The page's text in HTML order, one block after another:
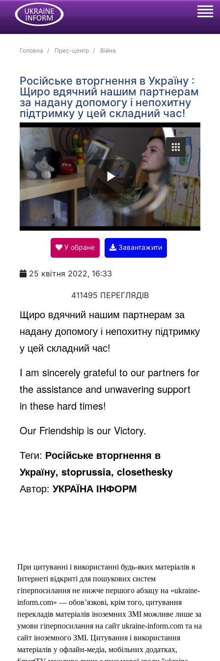
Головна Прес-центр Війна
Російське вторгнення в Україну :
Щиро вдячний нашим партнерам
за надану допомогу і непохитну
підтримку у цей складний час!
P
l
a
y
V
i
d
e
o
У обране Завантажити
25 квітня 2022, 16:33
411495 ПЕРЕГЛЯДІВ
Щиро вдячний нашим партнерам за
надану допомогу і непохитну підтримку
у цей складний час!
I am sincerely grateful to our partners for
the assistance and unwavering support
in these hard times!
Our Friendship is our Victory.
Теги: Російське вторгнення в
Україну, stoprussia, closethesky
Автор:УКРАЇНА ІНФОРМ
При цитуванні і використанні будь-яких матеріалів в
Інтернеті відкриті для пошукових систем
гіперпосилання не нижче першого абзацу на «ukraine-
inform.com» — обов’язкові, крім того, цитування
перекладів матеріалів іноземних ЗМІ можливе лише за
умови гіперпосилання на сайт ukraine-inform.com та на
сайт іноземного ЗМІ. Цитування і використання
матеріалів у офлайн-медіа, мобільних додатках,